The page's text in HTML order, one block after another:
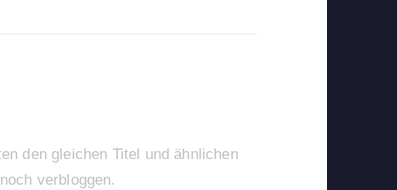
den gleichen Titel und ähnlichen
verbloggen.